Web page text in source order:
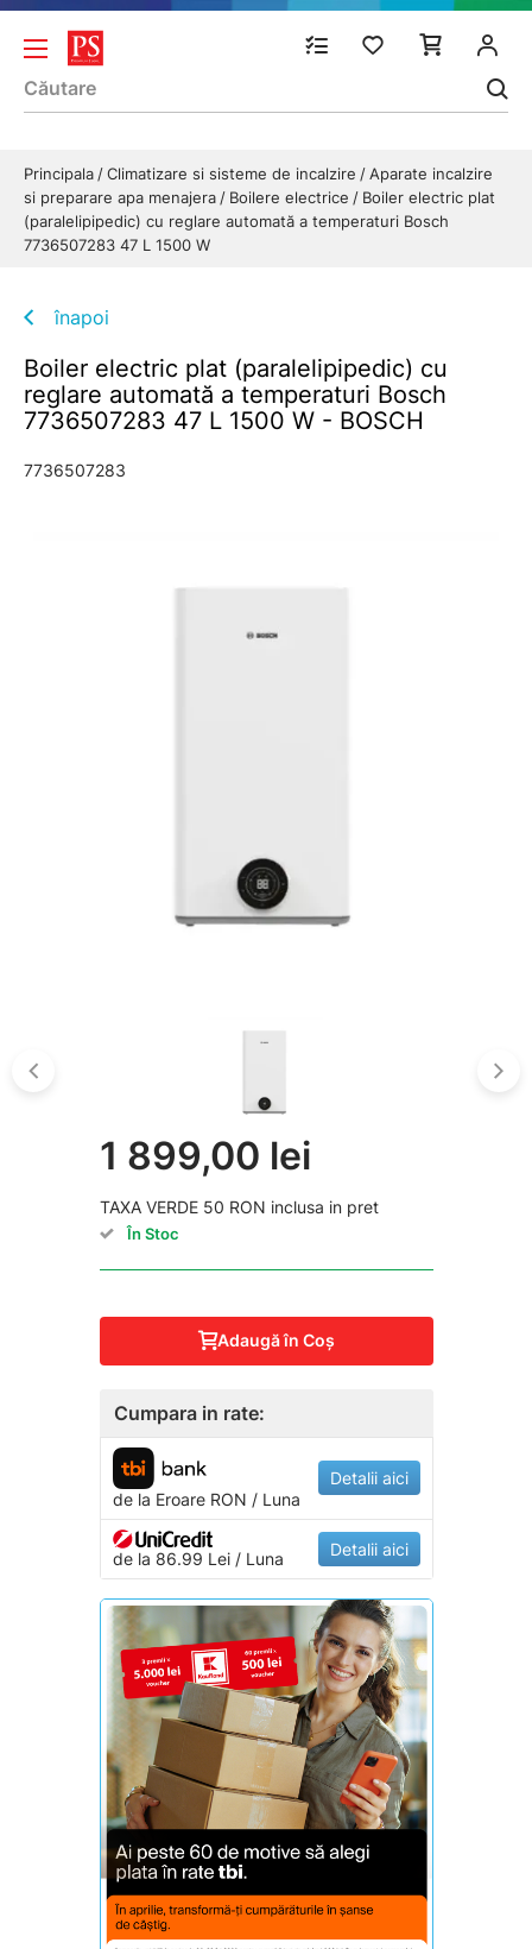
Principala Climatizare si sisteme de incalzire
Aparate incalzire
si preparare apa menajera
Boilere electrice
Boiler electric plat
(paralelipipedic) cu reglare automată a temperaturi Bosch
7736507283 47 L 1500 W
înapoi
Boiler electric plat (paralelipipedic) cu
reglare automată a temperaturi Bosch
7736507283 47 L 1500 W - BOSCH
7736507283
1 899,00 lei
TAXA VERDE 50 RON inclusa in pret
În Stoc
Adaugă în Coş
Cumpara in rate:
de la EroareRON / Luna
Detalii aici
de la 86.99 Lei / Luna Detalii aici